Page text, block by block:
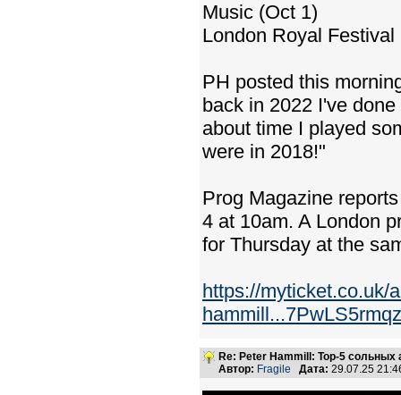
Music (Oct 1)
London Royal
PH posted this
back in 2022 I've
about time I played
were in 2018!"
Prog Magazine
4 at 10am. A London
for Thursday at the
https://myticket.co.uk/
Re: Peter Hammill: Top-5 сольных
Автор: Fragile Дата: 29.07.25